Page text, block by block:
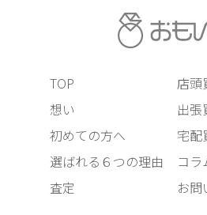
TOP
想い
初めての方へ
選ばれる６つの理由
査定
店頭
出張
宅配
コラ
お問